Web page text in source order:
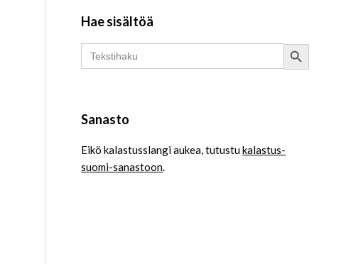
Hae sisältöä
Search
for:
Search Button
Sanasto
Eikö kalastusslangi aukea, tutustukalastus-
suomi-sanastoon.